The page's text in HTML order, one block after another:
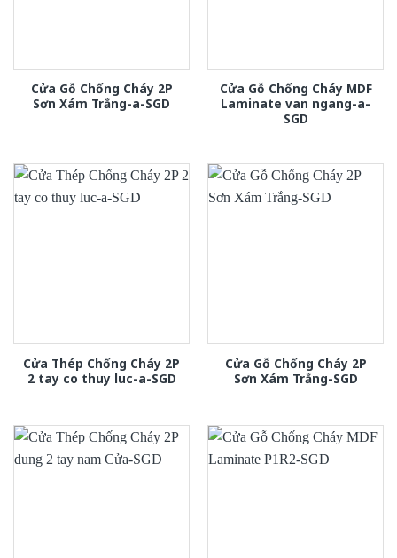
Cửa Gỗ Chống Cháy 2P
Sơn Xám Trắng-a-SGD
Cửa Gỗ Chống Cháy MDF
Laminate van ngang-a-
SGD
Cửa Thép Chống Cháy 2P
2 tay co thuy luc-a-SGD
Cửa Gỗ Chống Cháy 2P
Sơn Xám Trắng-SGD